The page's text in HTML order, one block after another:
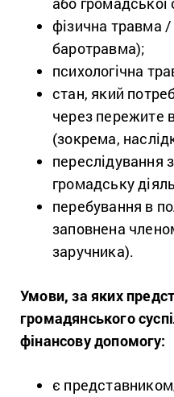
фізична травма
баротравма);
психологічна
стан, який
через пережите
(зокрема,
переслідування
громадську
перебування в
заповнена
заручника).
Умови, за яких
громадянського
фінансову допомогу:
є